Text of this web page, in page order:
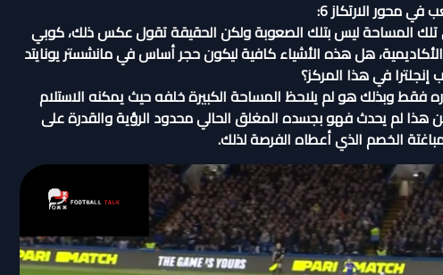
في محور الارتكاز 6:
تلك المساحة ليس بتلك الصعوبة ولكن الحقيقة تقول عكس ذلك، كوبي
هل هذه الأشياء كافية ليكون حجر أساس في مانشستر يونايتد
إنجلترا في هذا المركز؟
فقط وبذلك هو لم يلاحظ المساحة الكبيرة خلفه حيث يمكنه الاستلام
هذا لم يحدث فهو بجسده المغلق الحالي محدود الرؤية والقدرة على
الخصم الذي أعطاه الفرصة لذلك.